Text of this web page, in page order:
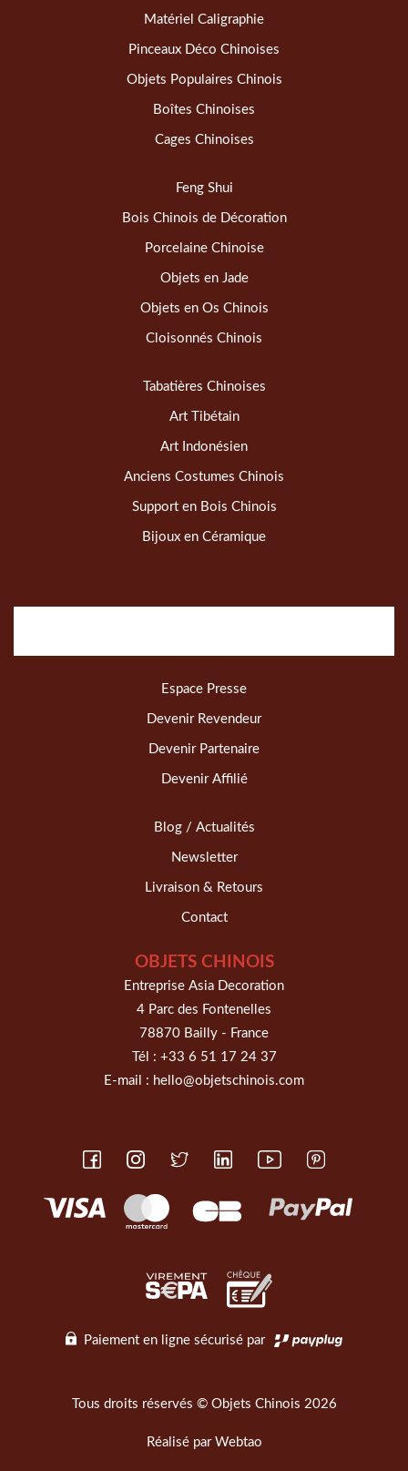
Matériel Caligraphie
Pinceaux Déco Chinoises
Objets Populaires Chinois
Boîtes Chinoises
Cages Chinoises
Feng Shui
Bois Chinois de Décoration
Porcelaine Chinoise
Objets en Jade
Objets en Os Chinois
Cloisonnés Chinois
Tabatières Chinoises
Art Tibétain
Art Indonésien
Anciens Costumes Chinois
Support en Bois Chinois
Bijoux en Céramique
Espace Presse
Devenir Revendeur
Devenir Partenaire
Devenir Affilié
Blog / Actualités
Newsletter
Livraison & Retours
Contact
OBJETS CHINOIS
Entreprise Asia Decoration
4 Parc des Fontenelles
78870 Bailly - France
Tél : +33 6 51 17 24 37
E-mail : hello@objetschinois.com
Paiement en ligne sécurisé par
Tous droits réservés © Objets Chinois 2026
Réalisé par Webtao